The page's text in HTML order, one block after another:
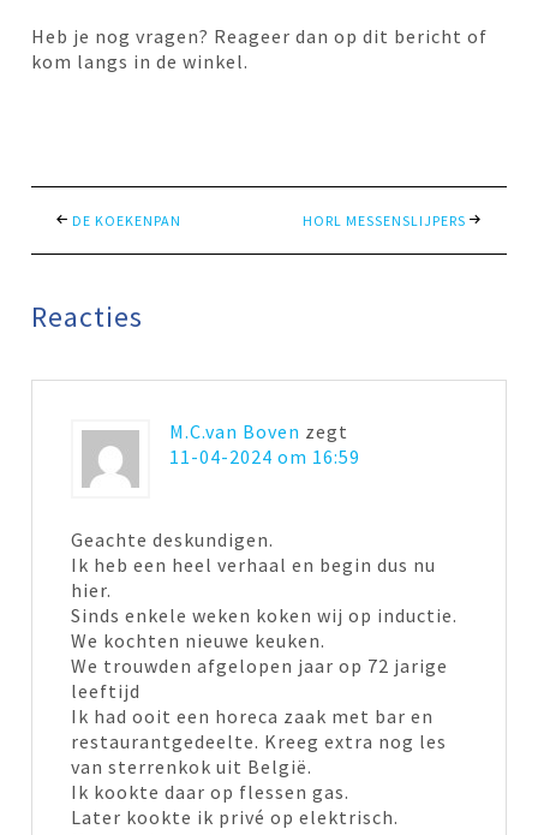
Heb je nog vragen? Reageer dan op dit bericht of
kom langs in de winkel.
DE KOEKENPAN HORL MESSENSLIJPERS
Reacties
M.C.van Boven zegt
11-04-2024 om 16:59
Geachte deskundigen.
Ik heb een heel verhaal en begin dus nu
hier.
Sinds enkele weken koken wij op inductie.
We kochten nieuwe keuken.
We trouwden afgelopen jaar op 72 jarige
leeftijd
Ik had ooit een horeca zaak met bar en
restaurantgedeelte. Kreeg extra nog les
van sterrenkok uit België.
Ik kookte daar op flessen gas.
Later kookte ik privé op elektrisch.